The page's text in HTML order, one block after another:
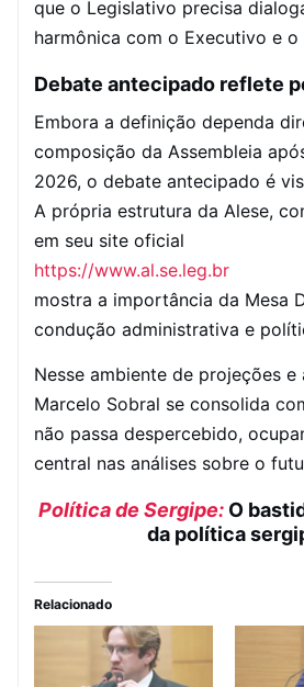
que o Legislativo precisa
harmônica com o Executivo e o
Debate antecipado reflete
Embora a definição dependa
composição da Assembleia
2026, o debate antecipado é
A própria estrutura da Alese,
em seu site oficial
https://www.al.se.leg.br
mostra a importância da Mesa
condução administrativa e
Nesse ambiente de projeções
Marcelo Sobral se consolida
não passa despercebido,
central nas análises sobre o
Política de Sergipe: O
da política
Relacionado